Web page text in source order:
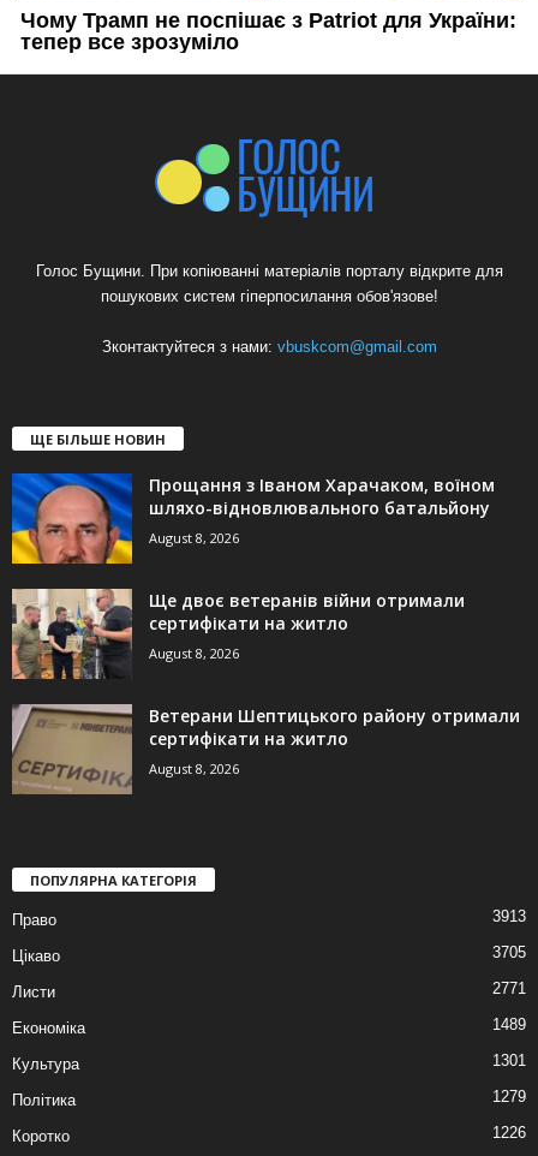
Голос Бущини. При копіюванні матеріалів порталу відкрите для
пошукових систем гіперпосилання обов'язове!
Зконтактуйтеся з нами: vbuskcom@gmail.com
ЩЕ БІЛЬШЕ НОВИН
Прощання з Іваном Харачаком, воїном
шляхо-відновлювального батальйону
August 8, 2026
Ще двоє ветеранів війни отримали
сертифікати на житло
August 8, 2026
Ветерани Шептицького району отримали
сертифікати на житло
August 8, 2026
ПОПУЛЯРНА КАТЕГОРІЯ
Право 3913
Цікаво 3705
Листи 2771
Економіка 1489
Культура 1301
Політика 1279
Коротко 1226